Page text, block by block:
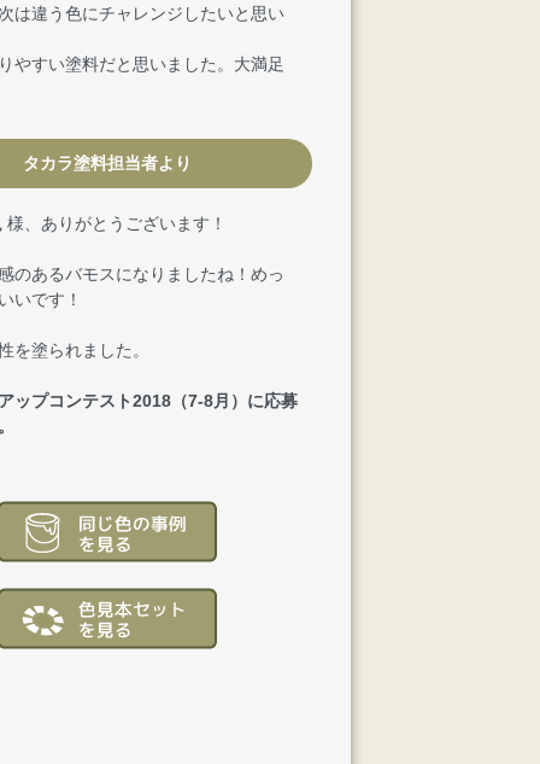
は違う色にチャレンジしたいと思い
やすい塗料だと思いました。大満足
タカラ塗料担当者より
様、ありがとうございます！
のあるバモスになりましたね！めっ
いです！
を塗られました。
ップコンテスト2018（7-8月）に応募